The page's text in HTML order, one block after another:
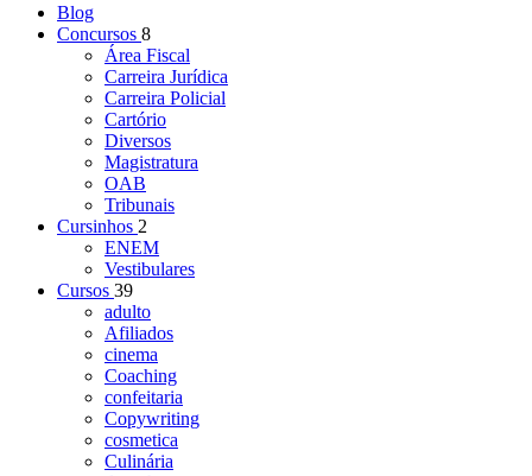
Blog
Concursos 8
Área Fiscal
Carreira Jurídica
Carreira Policial
Cartório
Diversos
Magistratura
OAB
Tribunais
Cursinhos 2
ENEM
Vestibulares
Cursos 39
adulto
Afiliados
cinema
Coaching
confeitaria
Copywriting
cosmetica
Culinária